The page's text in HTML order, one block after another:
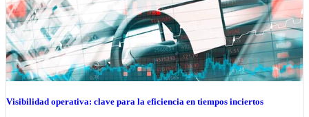
Visibilidad operativa: clave para la eficiencia en tiempos inciertos